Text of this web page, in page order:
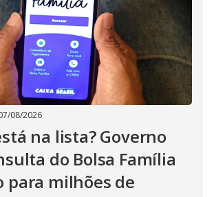
08/2026
na lista? Governo
do Bolsa Família
para milhões de